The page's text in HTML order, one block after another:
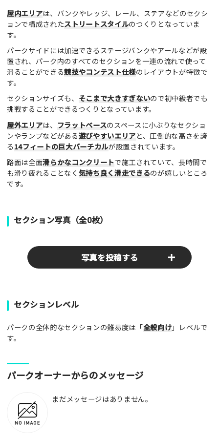
屋内エリアは、バンクやレッジ、レール、ステアなどのセクシ
ョンで構成されたストリートスタイルのつくりとなっていま
す。
パークサイドには加速できるステージバンクやアールなどが設
置され、パーク内のすべてのセクションを一連の流れで使って
滑ることができる競技やコンテスト仕様のレイアウトが特徴で
す。
セクションサイズも、 そこまで大きすぎないので初中級者でも
挑戦することができるつくりとなっています。
屋外エリアは、 フラットベースのスペースに小ぶりなセクショ
ンやランプなどがある遊びやすいエリアと、圧倒的な高さを誇
る14フィートの巨大バーチカルが設置されています。
路面は全面滑らかなコンクリートで施工されていて、長時間で
も滑り疲れることなく 気持ち良く滑走できるのが嬉しいところ
です。
セクション写真（全0枚）
写真を投稿する
パークやスポットの写真をぜひお送りください！あなたの写真
がみんなの参考となります！
写真
[text photo1alt placeholder "写真の解説※任意]
セクションレベル
パークの全体的なセクションの難易度は「全般向け」レベルで
す。
パークオーナーからのメッセージ
まだメッセージはありません。